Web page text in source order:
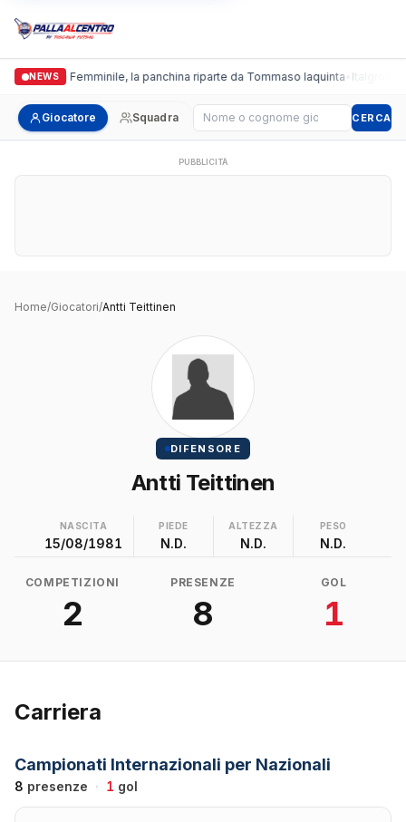
NEWS
Cus Pisa Femminile, la panchina riparte da Tommaso Iaquinta•
Giocatore Squadra Cerca giocatore CERCA
PUBBLICITÀ
Home/Giocatori/Antti Teittinen
DIFENSORE
Antti Teittinen
NASCITA
15/08/1981
PIEDE
N.D.
ALTEZZA
N.D.
PESO
N.D.
COMPETIZIONI
2
PRESENZE
8
GOL
1
Carriera
Campionati Internazionali per Nazionali
8 presenze · 1 gol